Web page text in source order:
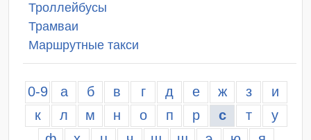
Троллейбусы
Трамваи
Маршрутные такси
0-9 а б в г д е ж з
и
к
л м н о п р с т
у